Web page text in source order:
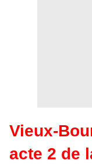
Vieux-
acte 2 de